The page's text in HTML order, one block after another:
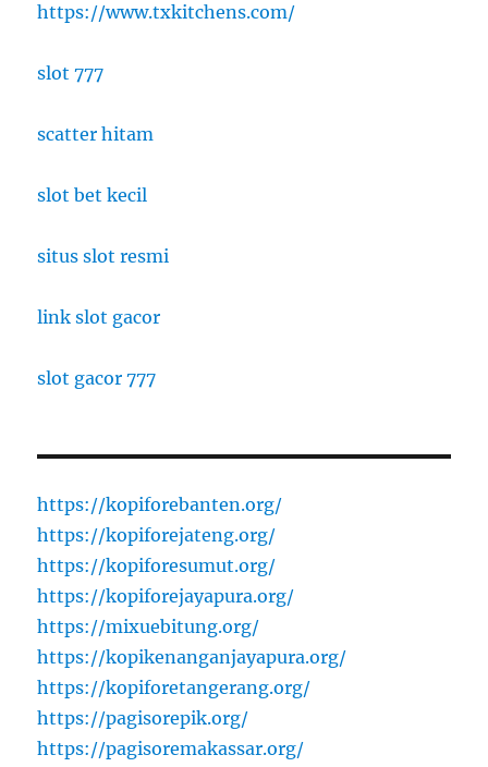
https://www.txkitchens.com/
slot 777
scatter hitam
slot bet kecil
situs slot resmi
link slot gacor
slot gacor 777
https://kopiforebanten.org/
https://kopiforejateng.org/
https://kopiforesumut.org/
https://kopiforejayapura.org/
https://mixuebitung.org/
https://kopikenanganjayapura.org/
https://kopiforetangerang.org/
https://pagisorepik.org/
https://pagisoremakassar.org/